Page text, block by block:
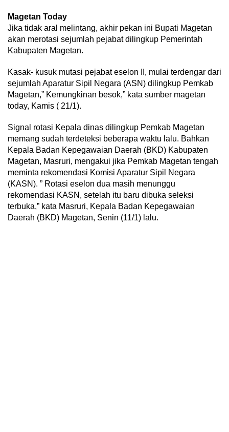
Magetan Today
Jika tidak aral melintang, akhir pekan ini Bupati Magetan
akan merotasi sejumlah pejabat dilingkup Pemerintah
Kabupaten Magetan.
Kasak- kusuk mutasi pejabat eselon II, mulai terdengar dari
sejumlah Aparatur Sipil Negara (ASN) dilingkup Pemkab
Magetan,” Kemungkinan besok,” kata sumber magetan
today, Kamis ( 21/1).
Signal rotasi Kepala dinas dilingkup Pemkab Magetan
memang sudah terdeteksi beberapa waktu lalu. Bahkan
Kepala Badan Kepegawaian Daerah (BKD) Kabupaten
Magetan, Masruri, mengakui jika Pemkab Magetan tengah
meminta rekomendasi Komisi Aparatur Sipil Negara
(KASN). ” Rotasi eselon dua masih menunggu
rekomendasi KASN, setelah itu baru dibuka seleksi
terbuka,” kata Masruri, Kepala Badan Kepegawaian
Daerah (BKD) Magetan, Senin (11/1) lalu.